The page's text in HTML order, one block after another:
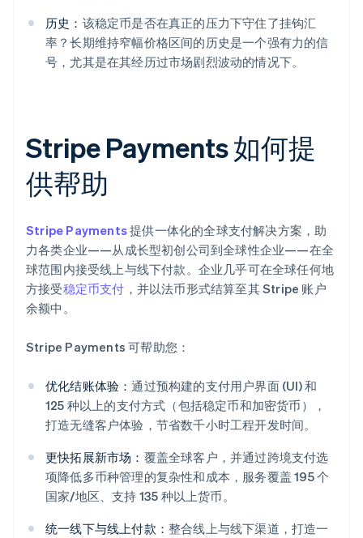
历史： 该稳定币是否在真正的压力下守住了挂钩汇
率？长期维持窄幅价格区间的历史是一个强有力的信
号，尤其是在其经历过市场剧烈波动的情况下。
Stripe Payments 如何提
供帮助
Stripe Payments提供一体化的全球支付解决方案，助
力各类企业——从成长型初创公司到全球性企业——在全
球范围内接受线上与线下付款。企业几乎可在全球任何地
方接受稳定币支付 ，并以法币形式结算至其 Stripe 账户
余额中。
Stripe Payments 可帮助您：
优化结账体验：通过预构建的支付用户界面 (UI) 和
125 种以上的支付方式（包括稳定币和加密货币），
打造无缝客户体验，节省数千小时工程开发时间。
更快拓展新市场： 覆盖全球客户，并通过跨境支付选
项降低多币种管理的复杂性和成本，服务覆盖 195 个
国家/地区、支持 135 种以上货币。
统一线下与线上付款： 整合线上与线下渠道，打造一